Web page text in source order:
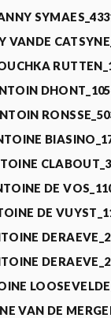
VANDE
DE
DE
VAN DE